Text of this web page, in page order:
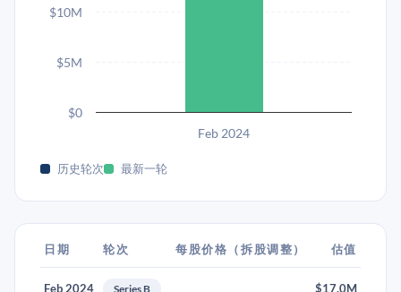
Feb 2024
$0
$5M
$10M
历史轮次 最新一轮
日期 轮次 每股价格（拆股调整） 估值
Feb 2024 Series B $17.0M